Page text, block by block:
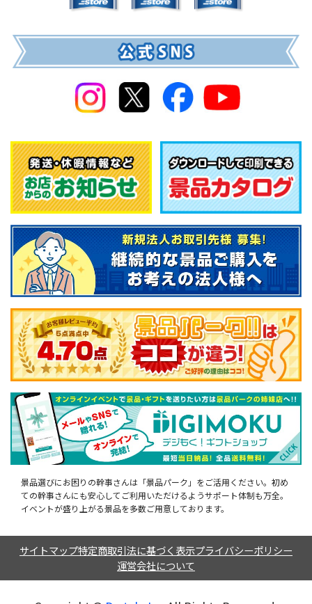
景品選びにお困りの幹事さんは「景品パーク」をご活用ください。初め
ての幹事さんにも安心してご利用いただけるようサポート体制も万全。
イベントが盛り上がる景品を多数ご用意しております。
サイトマップ特定商取引法に基づく表示プライバシーポリシー
運営会社について